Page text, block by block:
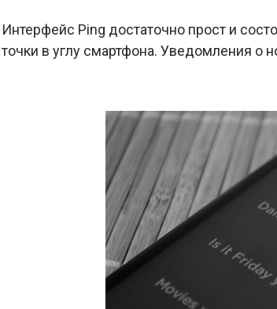
Интерфейс Ping достаточно прост и
точки в углу смартфона. Уведомления о